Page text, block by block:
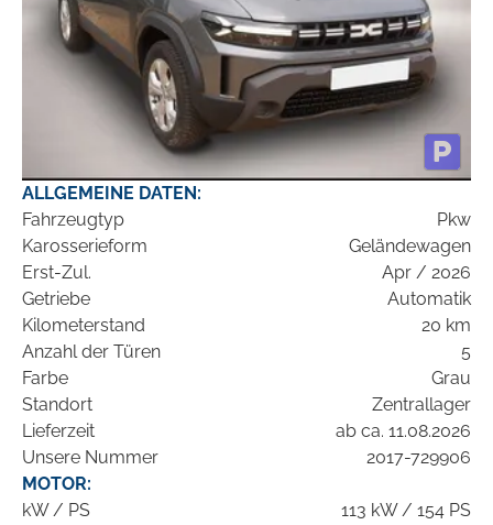
ALLGEMEINE DATEN:
Fahrzeugtyp
Pkw
Karosserieform
Geländewagen
Erst-Zul.
Apr / 2026
Getriebe
Automatik
Kilometerstand
20 km
Anzahl der Türen
5
Farbe
Grau
Standort
Zentrallager
Lieferzeit
ab ca. 11.08.2026
Unsere Nummer
2017-729906
MOTOR:
kW / PS
113 kW / 154 PS